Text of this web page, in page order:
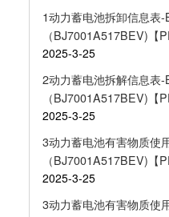
1动力蓄电池拆卸信息表-
（BJ7001A517BEV)【
2025-3-25
2动力蓄电池拆解信息表-
（BJ7001A517BEV)【
2025-3-25
3动力蓄电池有害物质使
（BJ7001A517BEV)【
2025-3-25
3动力蓄电池有害物质使